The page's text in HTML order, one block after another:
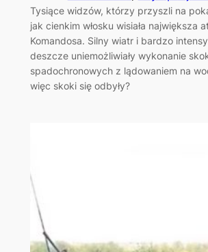
Tysiące widzów, którzy przyszli na
jak cienkim włosku wisiała największa
Komandosa. Silny wiatr i bardzo
deszcze uniemożliwiały wykonanie
spadochronowych z lądowaniem na
więc skoki się odbyły?